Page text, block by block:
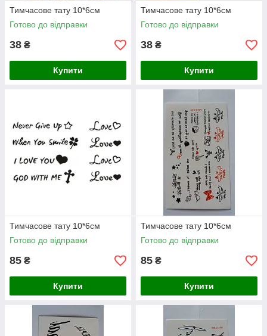
Тимчасове тату 10*6см
Готово до відправки
38 ₴
Купити
Тимчасове тату 10*6см
Готово до відправки
38 ₴
Купити
Тимчасове тату 10*6см
Готово до відправки
85 ₴
Купити
Тимчасове тату 10*6см
Готово до відправки
85 ₴
Купити